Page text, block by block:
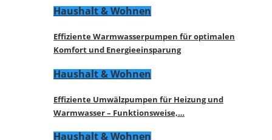
Haushalt & Wohnen
Effiziente Warmwasserpumpen für optimalen
Komfort und Energieeinsparung
Haushalt & Wohnen
Effiziente Umwälzpumpen für Heizung und
Warmwasser – Funktionsweise,…
Haushalt & Wohnen